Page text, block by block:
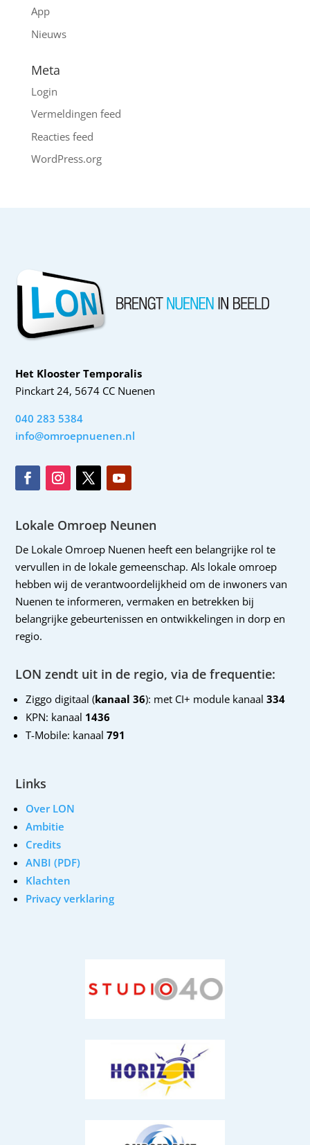
App
Nieuws
Meta
Login
Vermeldingen feed
Reacties feed
WordPress.org
Het Klooster Temporalis
Pinckart 24, 5674 CC Nuenen
040 283 5384
info@omroepnuenen.nl
Lokale Omroep Neunen
De Lokale Omroep Nuenen heeft een belangrijke rol te
vervullen in de lokale gemeenschap. Als lokale omroep
hebben wij de verantwoordelijkheid om de inwoners van
Nuenen te informeren, vermaken en betrekken bij
belangrijke gebeurtenissen en ontwikkelingen in dorp en
regio.
LON zendt uit in de regio, via de frequentie:
Ziggo digitaal (kanaal 36): met CI+ module kanaal 334
KPN: kanaal 1436
T-Mobile: kanaal791
Links
Over LON
Ambitie
Credits
ANBI (PDF)
Klachten
Privacy verklaring